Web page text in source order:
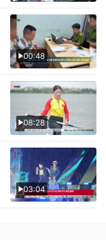
00:48
08:28
03:04